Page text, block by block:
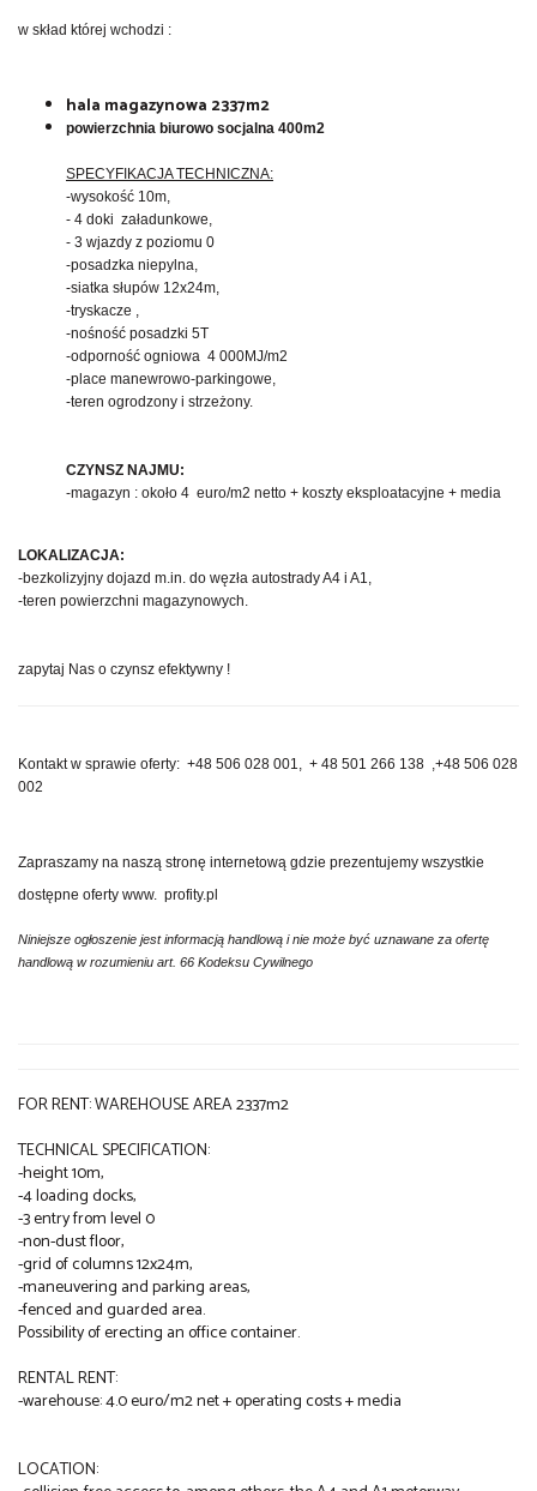
w skład której wchodzi :
hala magazynowa 2337m2
powierzchnia biurowo socjalna 400m2
SPECYFIKACJA TECHNICZNA:
-wysokość 10m,
- 4 doki załadunkowe,
- 3 wjazdy z poziomu 0
-posadzka niepylna,
-siatka słupów 12x24m,
-tryskacze ,
-nośność posadzki 5T
-odporność ogniowa 4 000MJ/m2
-place manewrowo-parkingowe,
-teren ogrodzony i strzeżony.
CZYNSZ NAJMU:
-magazyn : około 4 euro/m2 netto + koszty eksploatacyjne + media
LOKALIZACJA:
-bezkolizyjny dojazd m.in. do węzła autostrady A4 i A1,
-teren powierzchni magazynowych.
zapytaj Nas o czynsz efektywny !
Kontakt w sprawie oferty: +48 506 028 001, + 48 501 266 138 , +48 506 028
002
Zapraszamy na naszą stronę internetową gdzie prezentujemy wszystkie
dostępne oferty www. profity.pl
Niniejsze ogłoszenie jest informacją handlową i nie może być uznawane za ofertę
handlową w rozumieniu art. 66 Kodeksu Cywilnego
FOR RENT: WAREHOUSE AREA 2337m2
TECHNICAL SPECIFICATION:
-height 10m,
-4 loading docks,
-3 entry from level 0
-non-dust floor,
-grid of columns 12x24m,
-maneuvering and parking areas,
-fenced and guarded area.
Possibility of erecting an office container.
RENTAL RENT:
-warehouse: 4.0 euro/m2 net + operating costs + media
LOCATION: